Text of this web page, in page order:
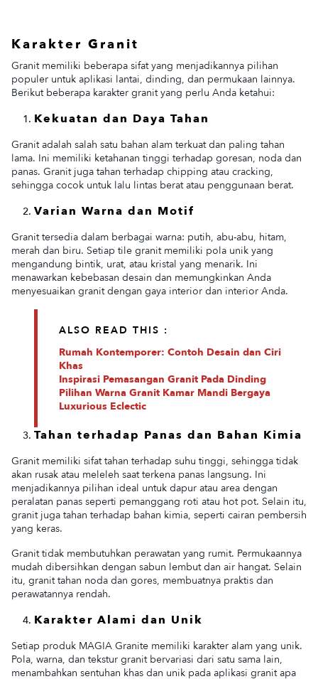
Karakter Granit
Granit memiliki beberapa sifat yang menjadikannya pilihan
populer untuk aplikasi lantai, dinding, dan permukaan lainnya.
Berikut beberapa karakter granit yang perlu Anda ketahui:
Kekuatan dan Daya Tahan
Granit adalah salah satu bahan alam terkuat dan paling tahan
lama. Ini memiliki ketahanan tinggi terhadap goresan, noda dan
panas. Granit juga tahan terhadap chipping atau cracking,
sehingga cocok untuk lalu lintas berat atau penggunaan berat.
Varian Warna dan Motif
Granit tersedia dalam berbagai warna: putih, abu-abu, hitam,
merah dan biru. Setiap tile granit memiliki pola unik yang
mengandung bintik, urat, atau kristal yang menarik. Ini
menawarkan kebebasan desain dan memungkinkan Anda
menyesuaikan granit dengan gaya interior dan interior Anda.
ALSO READ THIS :
Rumah Kontemporer: Contoh Desain dan Ciri
Khas
Inspirasi Pemasangan Granit Pada Dinding
Pilihan Warna Granit Kamar Mandi Bergaya
Luxurious Eclectic
Tahan terhadap Panas dan Bahan Kimia
Granit memiliki sifat tahan terhadap suhu tinggi, sehingga tidak
akan rusak atau meleleh saat terkena panas langsung. Ini
menjadikannya pilihan ideal untuk dapur atau area dengan
peralatan panas seperti pemanggang roti atau hot pot. Selain itu,
granit juga tahan terhadap bahan kimia, seperti cairan pembersih
yang keras.
Granit tidak membutuhkan perawatan yang rumit. Permukaannya
mudah dibersihkan dengan sabun lembut dan air hangat. Selain
itu, granit tahan noda dan gores, membuatnya praktis dan
perawatannya rendah.
Karakter Alami dan Unik
Setiap produk MAGIA Granite memiliki karakter alam yang unik.
Pola, warna, dan tekstur granit bervariasi dari satu sama lain,
menambahkan sentuhan khas dan unik pada aplikasi granit apa